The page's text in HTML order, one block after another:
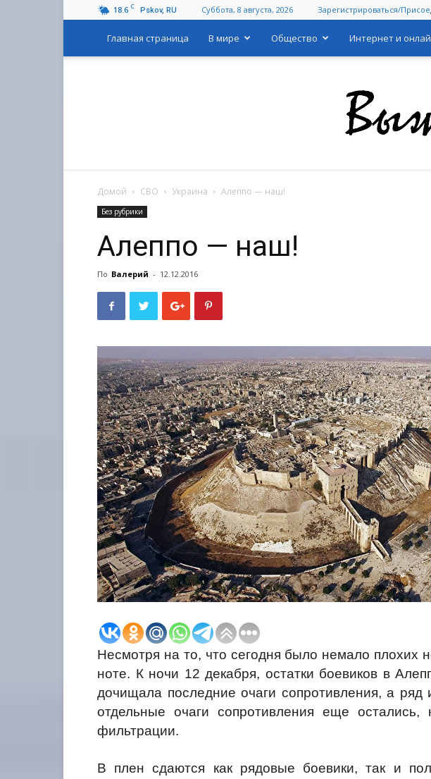
18.6 C Pskov, RU Суббота, 8 августа, 2026 Зарегистрироваться/
Главная страница В мире Общество Интернет и
Домой СВО Украина Алеппо — наш!
Без рубрики
Алеппо — наш!
По Валерий - 12.12.2016
Несмотря на то, что сегодня было немало плохих
ноте. К ночи 12 декабря, остатки боевиков в
дочищала последние очаги сопротивления, а
отдельные очаги сопротивления еще
фильтрации.
В плен сдаются как рядовые боевики, так и